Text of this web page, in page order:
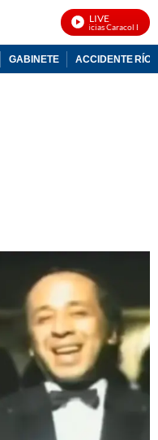
LIVE
Noticias Caracol En Vivo
GABINETE ACCIDENTE RÍO